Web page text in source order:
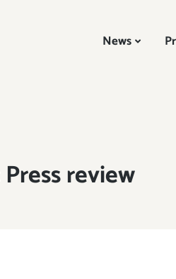
News
Press review